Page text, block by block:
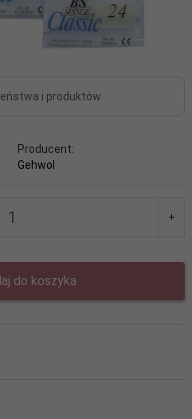
i produktów
Producent:
Gehwol
do koszyka